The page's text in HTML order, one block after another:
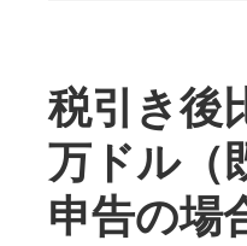
税引き後
万ドル（
申告の場